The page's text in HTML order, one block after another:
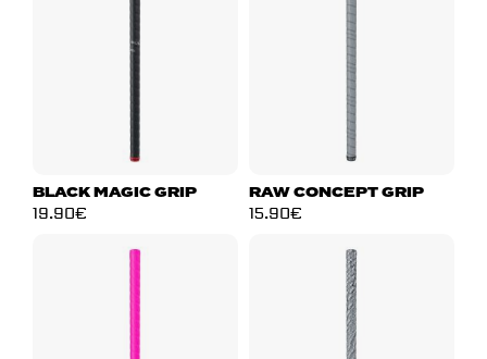
BLACK MAGIC GRIP
19.90€
RAW CONCEPT GRIP
15.90€